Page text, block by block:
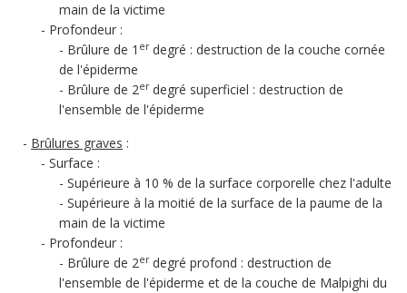
main de la victime
Profondeur :
Brûlure de 1 erdegré : destruction de la couche cornée
de l'épiderme
Brûlure de 2erdegré superficiel : destruction de
l'ensemble de l'épiderme
Brûlures graves :
Surface :
Supérieure à 10 % de la surface corporelle chez l'adulte
Supérieure à la moitié de la surface de la paume de la
main de la victime
Profondeur :
Brûlure de 2erdegré profond : destruction de
l'ensemble de l'épiderme et de la couche de Malpighi du